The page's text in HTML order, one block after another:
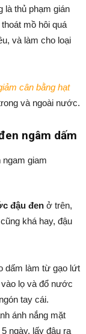
là thủ phạm gián
mồ hôi quá
và làm cho loại
cân bằng hạt
và ngoài nước.
ngâm dấm
đậu đen ở trên,
khá hay, đậu
dấm làm từ gạo lứt
lọ và đổ nước
tay cái.
ánh nắng mặt
ngày, lấy đậu ra